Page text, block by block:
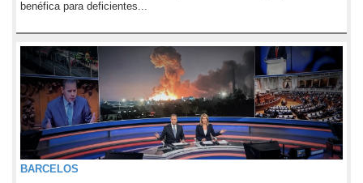
benéfica para deficientes...
BARCELOS